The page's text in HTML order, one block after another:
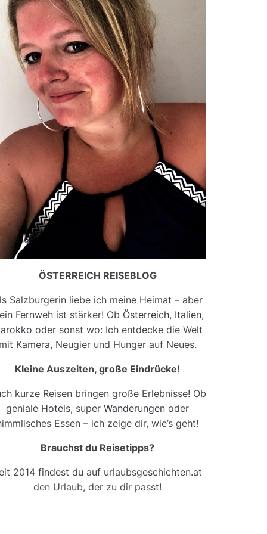
ÖSTERREICH REISEBLOG
Salzburgerin liebe ich meine Heimat – aber
Fernweh ist stärker! Ob Österreich, Italien,
oder sonst wo: Ich entdecke die Welt
Kamera, Neugier und Hunger auf Neues.
Kleine Auszeiten, große Eindrücke!
kurze Reisen bringen große Erlebnisse! Ob
geniale Hotels, super Wanderungen oder
Essen – ich zeige dir, wie’s geht!
Brauchst du Reisetipps?
2014 findest du auf urlaubsgeschichten.at
den Urlaub, der zu dir passt!